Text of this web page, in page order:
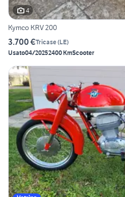
4
Kymco KRV 200
3.700 €Tricase(LE)
Usato04/20252400 KmScooter